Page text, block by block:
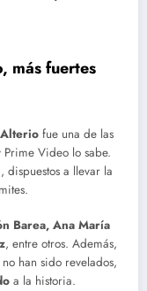
más fuertes
fue una de las
Video lo sabe.
dispuestos a llevar la
Barea, Ana María
, entre otros. Además,
han sido revelados,
a la historia.